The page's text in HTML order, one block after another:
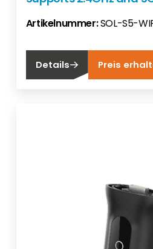
Artikelnummer:SOL-S5-
Details Preis